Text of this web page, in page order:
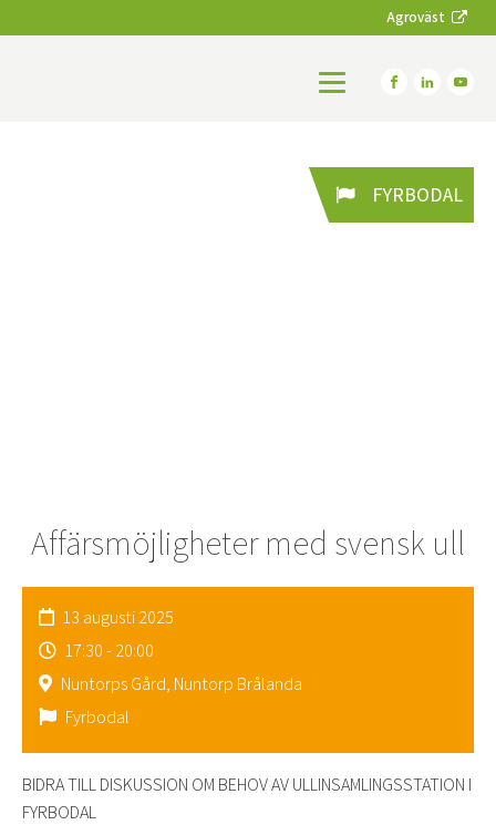
Agroväst
FYRBODAL
Affärsmöjligheter med svensk ull
13 augusti 2025
17:30 - 20:00
Nuntorps Gård, Nuntorp Brålanda
Fyrbodal
BIDRA TILL DISKUSSION OM BEHOV AV ULLINSAMLINGSSTATION I
FYRBODAL